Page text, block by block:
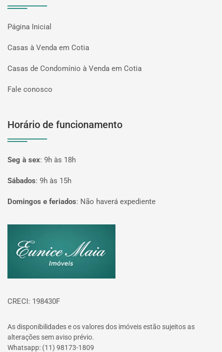
Página Inicial
Casas à Venda em Cotia
Casas de Condomínio à Venda em Cotia
Fale conosco
Horário de funcionamento
Seg à sex: 9h às 18h
Sábados: 9h às 15h
Domingos e feriados: Não haverá expediente
CRECI: 198430F
As disponibilidades e os valores dos imóveis estão sujeitos as
alterações sem aviso prévio.
Whatsapp: (11) 98173-1809